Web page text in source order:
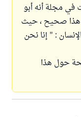
في مجلة أنه أبو
هذا صحيح ، حيث
: " إنا نحن
حول هذا